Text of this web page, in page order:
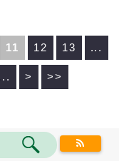
11 12 13 ...
> >>